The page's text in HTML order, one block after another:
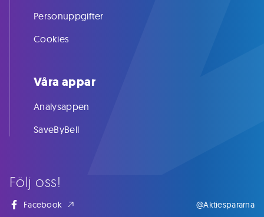
Följ oss!
Facebook @Aktiespararna
Personuppgifter
Cookies
Våra appar
Analysappen
SaveByBell